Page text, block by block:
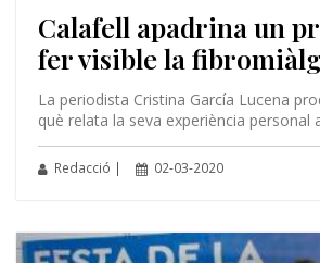
Calafell apadrina un
fer visible la
La periodista Cristina García Lucena
què relata la seva experiència personal
Redacció | 02-03-2020